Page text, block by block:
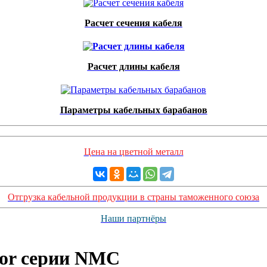
Расчет сечения кабеля
Расчет длины кабеля
Параметры кабельных барабанов
Цена на цветной металл
Отгрузка кабельной продукции в страны таможенного союза
Наши партнёры
серии NMC